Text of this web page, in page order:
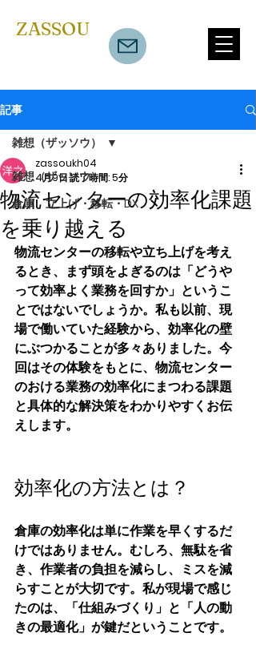
​ZASSOU
記事
雑想（ザッソウ）
倉庫 立上げ・移転・DX
雑想（ザッソウ）
物流センターの効率化課題
を乗り越える
zassoukh04
4月9日読了時間: 5分
物流センターの移転や立ち上げを考え
るとき、まず頭をよぎるのは「どうや
って効率よく業務を回すか」というこ
とではないでしょうか。私も以前、現
場で働いていた経験から、効率化の壁
にぶつかることが多々ありました。今
回はその体験をもとに、物流センター
のおける業務の効率化にまつわる課題
と具体的な解決策をわかりやすくお伝
えします。
効率化の方法とは？
倉庫の効率化は単に作業を早くするだ
けではありません。むしろ、無駄を省
き、作業者の負担を減らし、ミスを減
らすことが大切です。私が現場で感じ
たのは、
「仕組みづくり」と「人の動
きの最適化」 が鍵だということです。